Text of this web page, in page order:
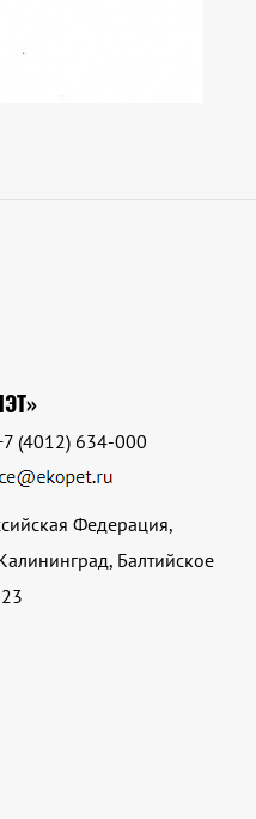
(4012) 634-000
Федерация,
Балтийское